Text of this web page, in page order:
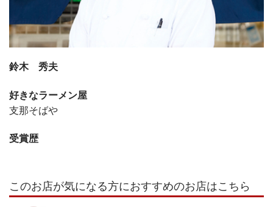
鈴木 秀夫
好きなラーメン屋
支那そばや
受賞歴
このお店が気になる方におすすめのお店はこちら